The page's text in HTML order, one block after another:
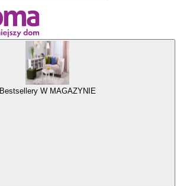
Bestsellery W MAGAZYNIE